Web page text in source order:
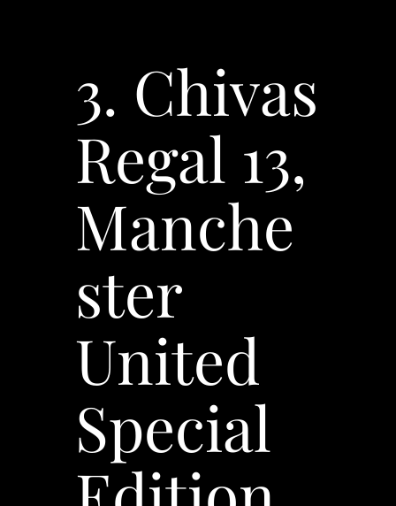
3. Chivas
Regal 13,
Manche
ster
United
Special